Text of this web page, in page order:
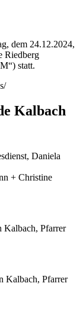
dem 24.12.2024,
Riedberg
statt.
Kalbach
Daniela
+ Christine
Kalbach, Pfarrer
Kalbach, Pfarrer